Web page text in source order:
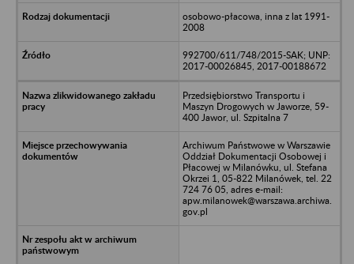
osobowo-płacowa, inna z lat 1991-
2008
992700/611/748/2015-SAK; UNP:
2017-00026845, 2017-00188672
Przedsiębiorstwo Transportu i
Maszyn Drogowych w Jaworze, 59-
400 Jawor, ul. Szpitalna 7
Archiwum Państwowe w Warszawie
Oddział Dokumentacji Osobowej i
Płacowej w Milanówku, ul. Stefana
Okrzei 1, 05-822 Milanówek, tel. 22
724 76 05, adres e-mail:
apw.milanowek@warszawa.archiwa.
gov.pl